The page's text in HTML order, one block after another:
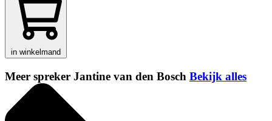
in winkelmand
Meer spreker Jantine van den Bosch Bekijk alles